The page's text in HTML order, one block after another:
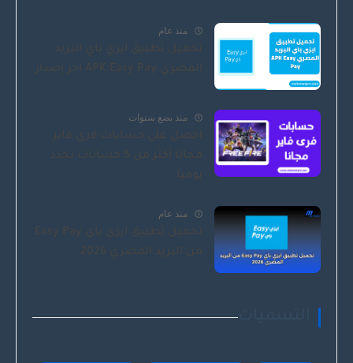
منذ عام
تحميل تطبيق ايزي باي البريد
المصري APK Easy Pay آخر إصدار
منذ بضع سنوات
احصل على حسابات فري فاير
مجانا أكثر من 5 حسابات تجدد
يوميا
منذ عام
تحميل تطبيق ايزي باي Easy Pay
من البريد المصري 2026